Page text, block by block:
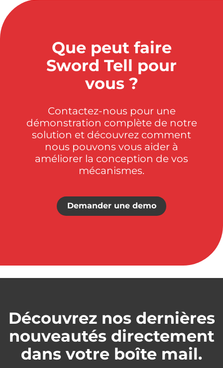
Que peut faire
Sword Tell pour
vous ?
Contactez-nous pour une
démonstration complète de notre
solution et découvrez comment
nous pouvons vous aider à
améliorer la conception de vos
mécanismes.
Demander une demo
Découvrez nos dernières
nouveautés directement
dans votre boîte mail.